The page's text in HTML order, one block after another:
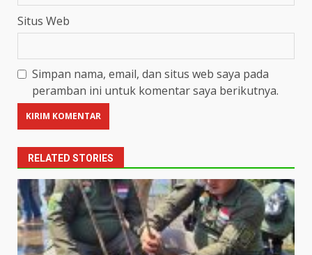
Situs Web
Simpan nama, email, dan situs web saya pada
peramban ini untuk komentar saya berikutnya.
RELATED STORIES